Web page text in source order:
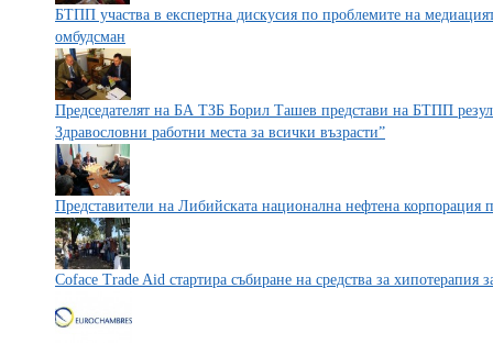
БТПП участва в експертна дискусия по проблемите на
омбудсман
Председателят на БА ТЗБ Борил Ташев представи на БТПП
Здравословни работни места за всички възрасти”
Представители на Либийската национална нефтена корпорация
Coface Trade Aid стартира събиране на средства за хипотерапия